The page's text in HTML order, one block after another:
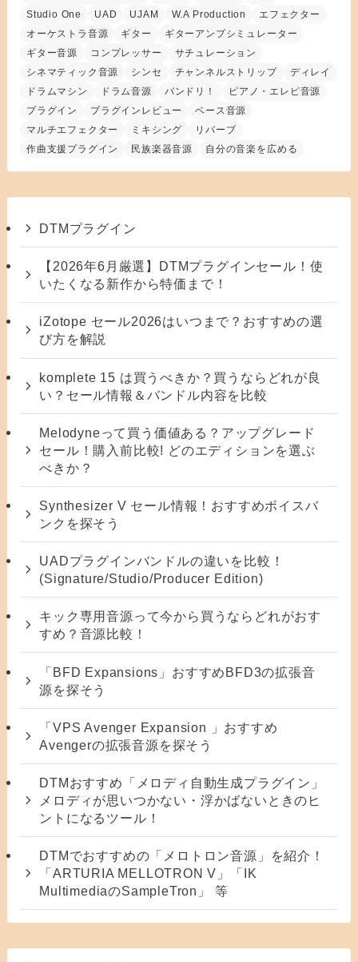
Studio One
UAD UJAM W.A Production
エフェクター
オーケストラ音源
ギター
ギターアンプシミュレーター
ギター音源
コンプレッサー
サチュレーション
シネマティック音源
シンセ チャンネルストリップ
ディレイ
ドラムマシン
ドラム音源 バンドリ！
ピアノ・エレピ音源
プラグイン
プラグインレビュー
ベース音源
マルチエフェクター
ミキシング
リバーブ
作曲支援プラグイン
民族楽器音源 自分の音楽を広める
DTMプラグイン
【2026年6月厳選】DTMプラグインセール！使
いたくなる新作から特価まで！
iZotope セール2026はいつまで？おすすめの選
び方を解説
komplete 15 は買うべきか？買うならどれが良
い？セール情報＆バンドル内容を比較
Melodyneって買う価値ある？アップグレード
セール！購入前比較! どのエディションを選ぶ
べきか？
Synthesizer V セール情報！おすすめボイスバ
ンクを探そう
UADプラグインバンドルの違いを比較！
(Signature/Studio/Producer Edition)
キック専用音源って今から買うならどれがおす
すめ？音源比較！
「BFD Expansions」おすすめBFD3の拡張音
源を探そう
「VPS Avenger Expansion 」おすすめ
Avengerの拡張音源を探そう
DTMおすすめ「メロディ自動生成プラグイン」
メロディが思いつかない・浮かばないときのヒ
ントになるツール！
DTMでおすすめの「メロトロン音源」を紹介！
「ARTURIA MELLOTRON V」「IK
MultimediaのSampleTron」 等